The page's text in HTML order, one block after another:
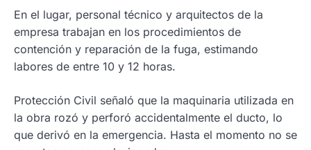
En el lugar, personal técnico y arquitectos de la
empresa trabajan en los procedimientos de
contención y reparación de la fuga, estimando
labores de entre 10 y 12 horas.
Protección Civil señaló que la maquinaria utilizada en
la obra rozó y perforó accidentalmente el ducto, lo
que derivó en la emergencia. Hasta el momento no se